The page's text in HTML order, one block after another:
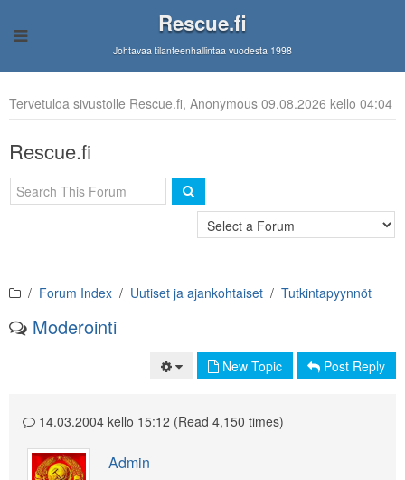
Rescue.fi
Johtavaa tilanteenhallintaa vuodesta 1998
Tervetuloa sivustolle Rescue.fi, Anonymous 09.08.2026 kello 04:04
Rescue.fi
Forum Index Uutiset ja ajankohtaiset Tutkintapyynnöt
Moderointi
New Topic Post Reply
14.03.2004 kello 15:12 (Read 4,150 times)
Admin